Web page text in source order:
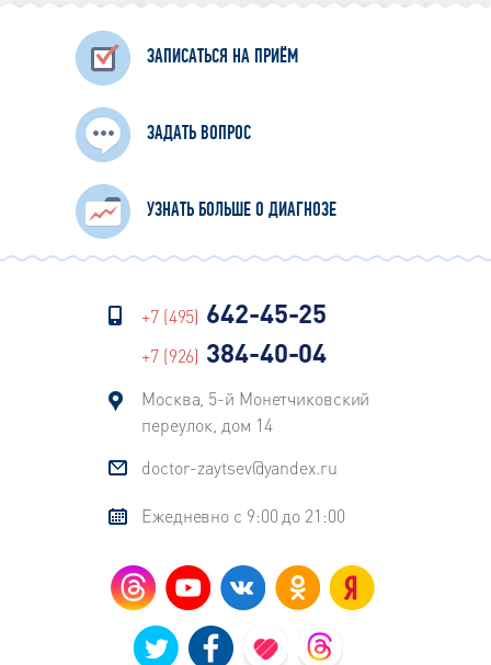
ЗАПИСАТЬСЯ НА ПРИЁМ
ЗАДАТЬ ВОПРОС
УЗНАТЬ БОЛЬШЕ О ДИАГНОЗЕ
+7 (495) 642-45-25
+7 (926) 384-40-04
Москва, 5-й Монетчиковский
переулок, дом 14
doctor-zaytsev@yandex.ru
Ежедневно с 9:00 до 21:00